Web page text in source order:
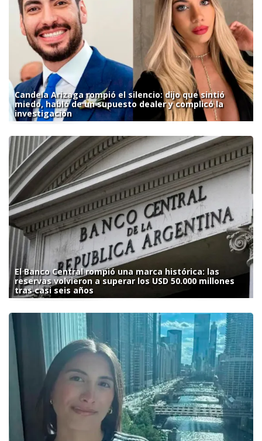
Candela Arizaga rompió el silencio: dijo que sintió
miedo, habló de un supuesto dealer y complicó la
investigación
El Banco Central rompió una marca histórica: las
reservas volvieron a superar los USD 50.000 millones
tras casi seis años